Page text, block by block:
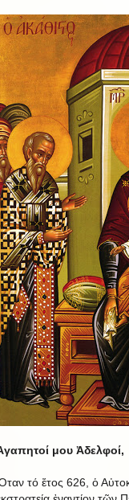
μου Ἀδελφοί,
τό ἔτος 626, ὁ